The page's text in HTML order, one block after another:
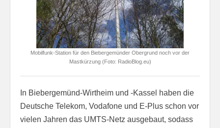
Mobilfunk-Station für den Biebergemünder Obergrund noch vor der
Mastkürzung (Foto: RadioBlog.eu)
In Biebergemünd-Wirtheim und -Kassel haben die
Deutsche Telekom, Vodafone und E-Plus schon vor
vielen Jahren das UMTS-Netz ausgebaut, sodass